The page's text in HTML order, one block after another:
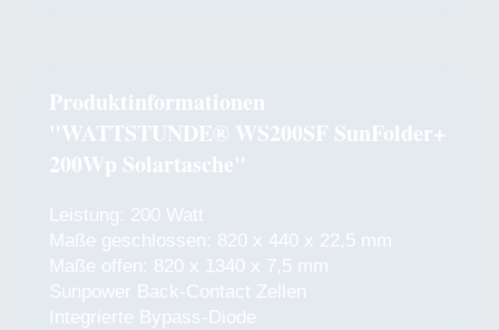
Produktinformationen
"WATTSTUNDE® WS200SF SunFolder+
200Wp Solartasche"
Leistung: 200 Watt
Maße geschlossen: 820 x 440 x 22,5 mm
Maße offen: 820 x 1340 x 7,5 mm
Sunpower Back-Contact Zellen
Integrierte Bypass-Diode